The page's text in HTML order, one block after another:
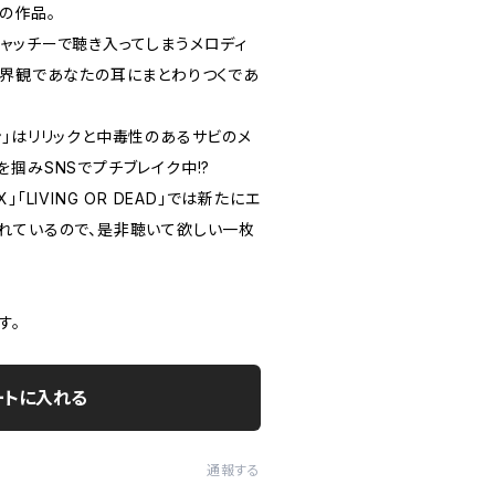
作品。
チーで聴き入ってしまうメロディ
観であなたの耳にまとわりつくであ
はリリックと中毒性のあるサビのメ
掴みSNSでプチブレイク中!?
「LIVING OR DEAD」では新たにエ
ているので、是非聴いて欲しい一枚
に入れる
通報する